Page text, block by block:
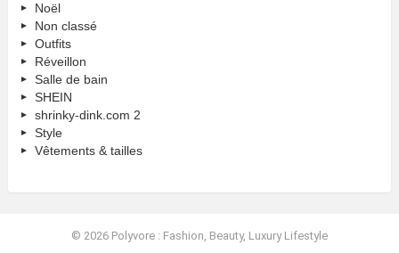
Noël
Non classé
Outfits
Réveillon
Salle de bain
SHEIN
shrinky-dink.com 2
Style
Vêtements & tailles
© 2026 Polyvore : Fashion, Beauty, Luxury Lifestyle